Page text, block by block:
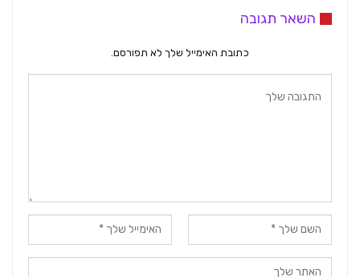
השאר תגובה
כתובת האימייל שלך לא תפורסם.